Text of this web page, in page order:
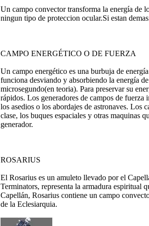
Un campo convector transforma la energía de
ningun tipo de proteccion ocular.Si estan
CAMPO ENERGÉTICO O DE FUERZA
Un campo energético es una burbuja de
funciona desviando y absorbiendo la energía
microsegundo(en teoria). Para preservar su
rápidos. Los generadores de campos de
los asedios o los abordajes de astronaves. Los
clase, los buques espaciales y otras maquinas
generador.
ROSARIUS
El Rosarius es un amuleto llevado por el
Terminators, representa la armadura espiritual
Capellán, Rosarius contiene un campo
de la Eclesiarquia.